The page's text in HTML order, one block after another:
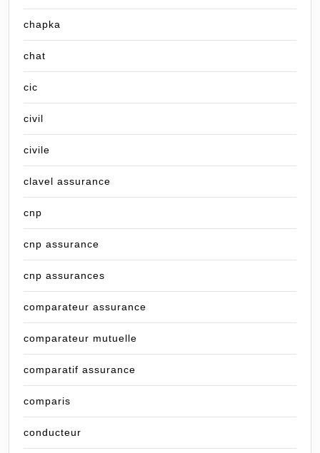
chapka
chat
cic
civil
civile
clavel assurance
cnp
cnp assurance
cnp assurances
comparateur assurance
comparateur mutuelle
comparatif assurance
comparis
conducteur